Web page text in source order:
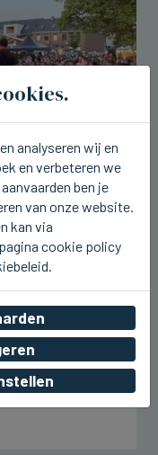
analyseren wij en
en verbeteren we
ben je
van onze website.
kan via
cookie policy